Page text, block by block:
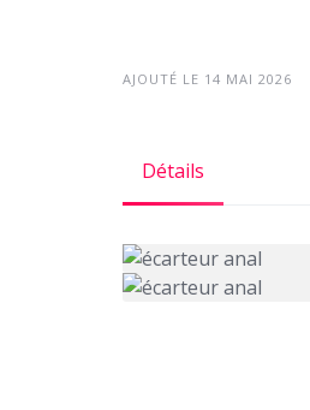
AJOUTÉ LE 14 MAI 2026
Détails